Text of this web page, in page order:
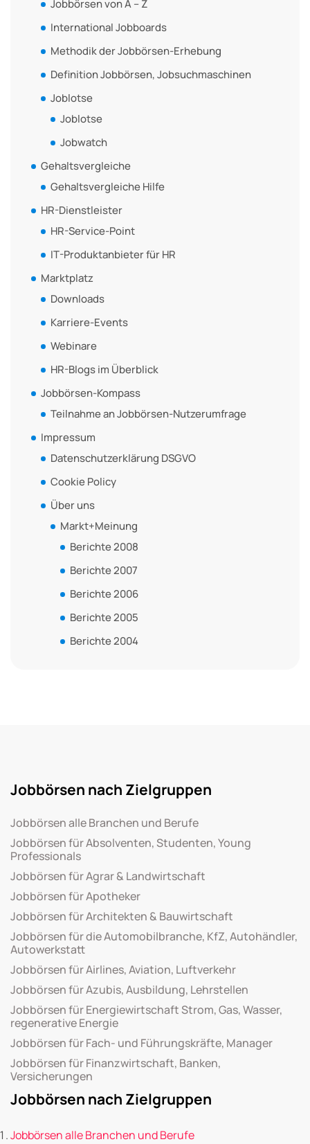
Jobbörsen von A – Z
International Jobboards
Methodik der Jobbörsen-Erhebung
Definition Jobbörsen, Jobsuchmaschinen
Joblotse
Joblotse
Jobwatch
Gehaltsvergleiche
Gehaltsvergleiche Hilfe
HR-Dienstleister
HR-Service-Point
IT-Produktanbieter für HR
Marktplatz
Downloads
Karriere-Events
Webinare
HR-Blogs im Überblick
Jobbörsen-Kompass
Teilnahme an Jobbörsen-Nutzerumfrage
Impressum
Datenschutzerklärung DSGVO
Cookie Policy
Über uns
Markt+Meinung
Berichte 2008
Berichte 2007
Berichte 2006
Berichte 2005
Berichte 2004
Jobbörsen nach Zielgruppen
Jobbörsen alle Branchen und Berufe
Jobbörsen für Absolventen, Studenten, Young
Professionals
Jobbörsen für Agrar & Landwirtschaft
Jobbörsen für Apotheker
Jobbörsen für Architekten & Bauwirtschaft
Jobbörsen für die Automobilbranche, KfZ, Autohändler,
Autowerkstatt
Jobbörsen für Airlines, Aviation, Luftverkehr
Jobbörsen für Azubis, Ausbildung, Lehrstellen
Jobbörsen für Energiewirtschaft Strom, Gas, Wasser,
regenerative Energie
Jobbörsen für Fach- und Führungskräfte, Manager
Jobbörsen für Finanzwirtschaft, Banken,
Versicherungen
Jobbörsen nach Zielgruppen
Jobbörsen alle Branchen und Berufe